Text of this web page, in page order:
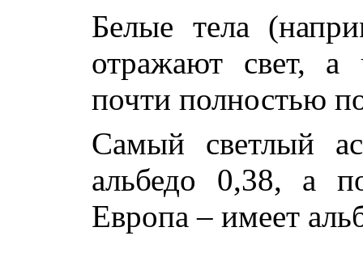
Белые тела
отражают свет, а
почти полностью
Самый светлый
альбедо 0,38, а
Европа – имеет